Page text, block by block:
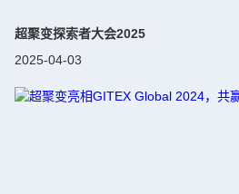
超聚变探索者大会2025
2025-04-03